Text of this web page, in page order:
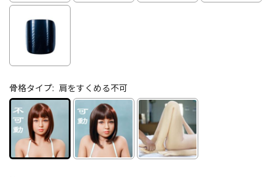
骨格タイプ: 肩をすくめる不可